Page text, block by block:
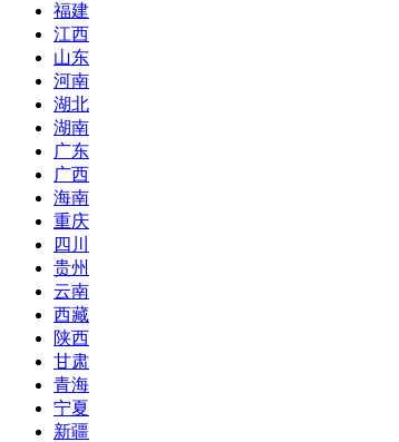
福建
江西
山东
河南
湖北
湖南
广东
广西
海南
重庆
四川
贵州
云南
西藏
陕西
甘肃
青海
宁夏
新疆